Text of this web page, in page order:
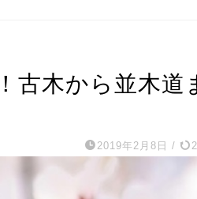
古木から並木道
2019年2月8日 /